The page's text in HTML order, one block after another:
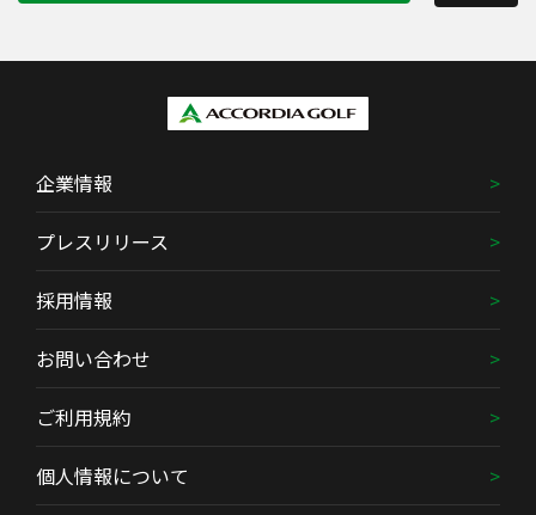
企業情報
プレスリリース
採用情報
お問い合わせ
ご利用規約
個人情報について